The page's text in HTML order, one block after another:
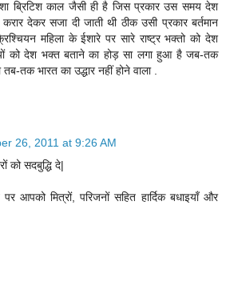
ब्रिटिश काल जैसी ही है जिस प्रकार उस समय देश
करार देकर सजा दी जाती थी ठीक उसी प्रकार बर्तमान
महिला के ईशारे पर सारे राष्ट्र भक्तो को देश
को देश भक्त बताने का होड़ सा लगा हुआ है जब-तक
तक भारत का उद्धार नहीं होने वाला .
26, 2011 at 9:26 AM
को सदबुद्धि दे|
पर आपको मित्रों, परिजनों सहित हार्दिक बधाइयाँ और